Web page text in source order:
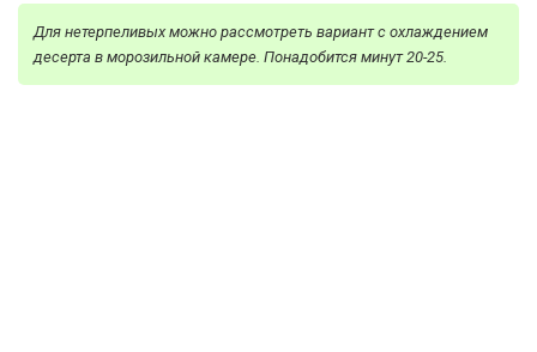
Для нетерпеливых можно рассмотреть вариант с охлаждением
десерта в морозильной камере. Понадобится минут 20-25.